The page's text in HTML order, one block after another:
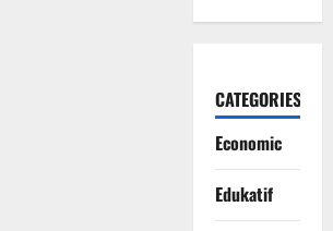
CATEGORIES
Economic
Edukatif